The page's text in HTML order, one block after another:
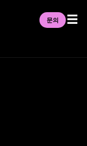
문의 ☰